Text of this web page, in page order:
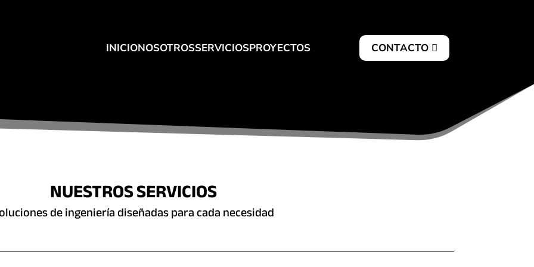
INICIONOSOTROSSERVICIOSPROYECTOS CONTACTO 
NUESTROS SERVICIOS
de ingeniería diseñadas para cada necesidad